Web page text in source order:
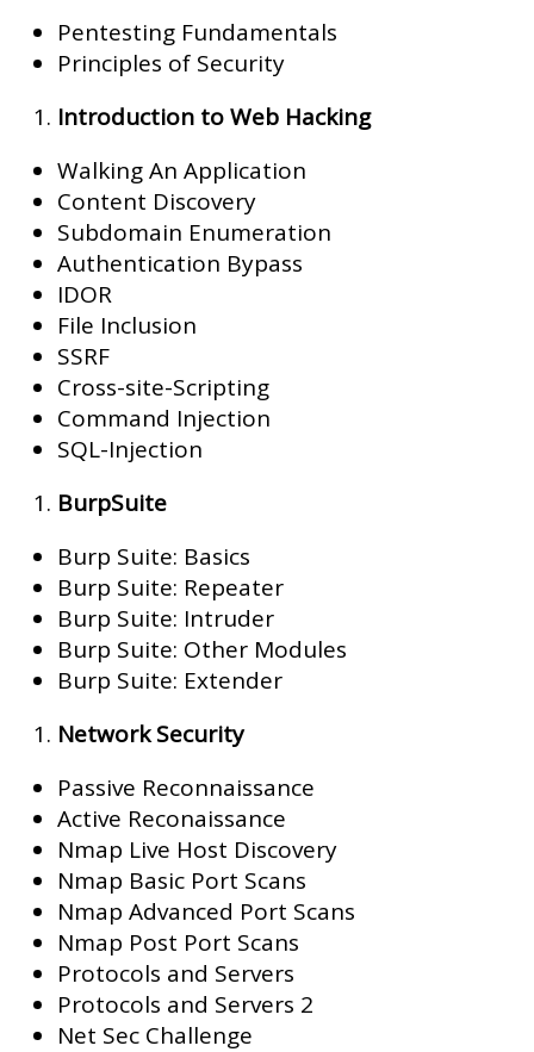
Pentesting Fundamentals
Principles of Security
Introduction to Web Hacking
Walking An Application
Content Discovery
Subdomain Enumeration
Authentication Bypass
IDOR
File Inclusion
SSRF
Cross-site-Scripting
Command Injection
SQL-Injection
BurpSuite
Burp Suite: Basics
Burp Suite: Repeater
Burp Suite: Intruder
Burp Suite: Other Modules
Burp Suite: Extender
Network Security
Passive Reconnaissance
Active Reconaissance
Nmap Live Host Discovery
Nmap Basic Port Scans
Nmap Advanced Port Scans
Nmap Post Port Scans
Protocols and Servers
Protocols and Servers 2
Net Sec Challenge